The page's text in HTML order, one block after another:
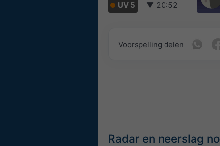
UV 5
▼ 20:52
Voorspelling delen
Radar en neerslag